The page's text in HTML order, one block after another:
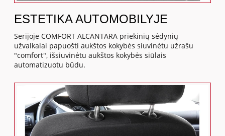
ESTETIKA AUTOMOBILYJE
Serijoje COMFORT ALCANTARA priekinių sėdynių
užvalkalai papuošti aukštos kokybės siuvinėtu užrašu
"comfort", išsiuvinėtu aukštos kokybės siūlais
automatizuotu būdu.